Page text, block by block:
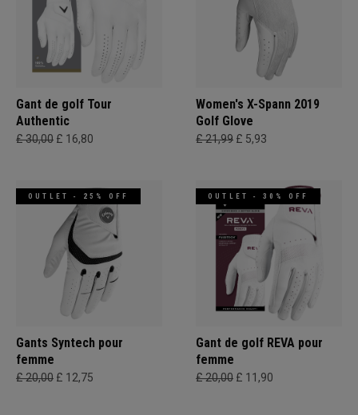
Gant de golf Tour
Authentic
£ 30,00 £ 16,80
Women's X-Spann 2019
Golf Glove
£ 21,99 £ 5,93
OUTLET - 25% OFF
Gants Syntech pour
femme
£ 20,00 £ 12,75
OUTLET - 30% OFF
Gant de golf REVA pour
femme
£ 20,00 £ 11,90